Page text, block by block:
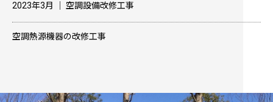
2023年3月 │ 空調設備改修工事
空調熱源機器の改修工事